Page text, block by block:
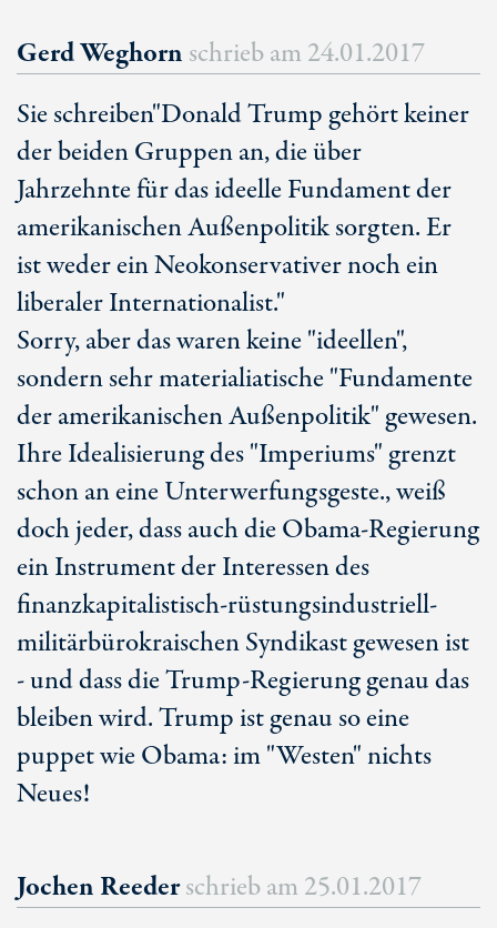
Gerd Weghorn schrieb am 24.01.2017
Sie schreiben"Donald Trump gehört keiner
der beiden Gruppen an, die über
Jahrzehnte für das ideelle Fundament der
amerikanischen Außenpolitik sorgten. Er
ist weder ein Neokonservativer noch ein
liberaler Internationalist."
Sorry, aber das waren keine "ideellen",
sondern sehr materialiatische "Fundamente
der amerikanischen Außenpolitik" gewesen.
Ihre Idealisierung des "Imperiums" grenzt
schon an eine Unterwerfungsgeste., weiß
doch jeder, dass auch die Obama-Regierung
ein Instrument der Interessen des
finanzkapitalistisch-rüstungsindustriell-
militärbürokraischen Syndikast gewesen ist
- und dass die Trump-Regierung genau das
bleiben wird. Trump ist genau so eine
puppet wie Obama: im "Westen" nichts
Neues!
Jochen Reederschrieb am 25.01.2017